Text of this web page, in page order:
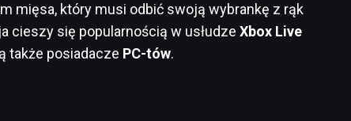
mięsa, który musi odbić swoją wybrankę z rąk
cieszy się popularnością w usłudze Xbox Live
także posiadacze PC-tów.